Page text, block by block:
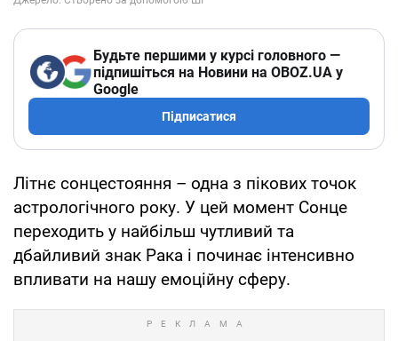
Будьте першими у курсі головного —
підпишіться на Новини на OBOZ.UA у
Google
Підписатися
Літнє сонцестояння – одна з пікових точок
астрологічного року. У цей момент Сонце
переходить у найбільш чутливий та
дбайливий знак Рака і починає інтенсивно
впливати на нашу емоційну сферу.